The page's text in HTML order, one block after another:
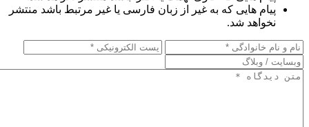
پیام هایی که به غیر از زبان فارسی یا غیر مرتبط باشد منتشر
نخواهد شد.